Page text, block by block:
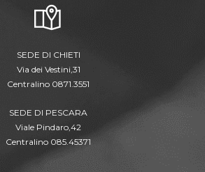
SEDE DI CHIETI
Via dei Vestini,31
Centralino 0871.3551
SEDE DI PESCARA
Viale Pindaro,42
Centralino 085.45371